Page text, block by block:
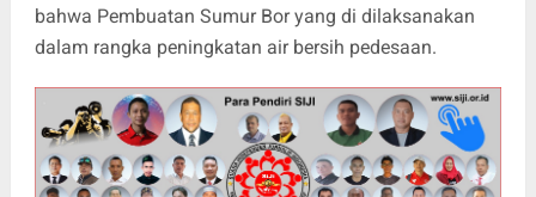
bahwa Pembuatan Sumur Bor yang di dilaksanakan
dalam rangka peningkatan air bersih pedesaan.